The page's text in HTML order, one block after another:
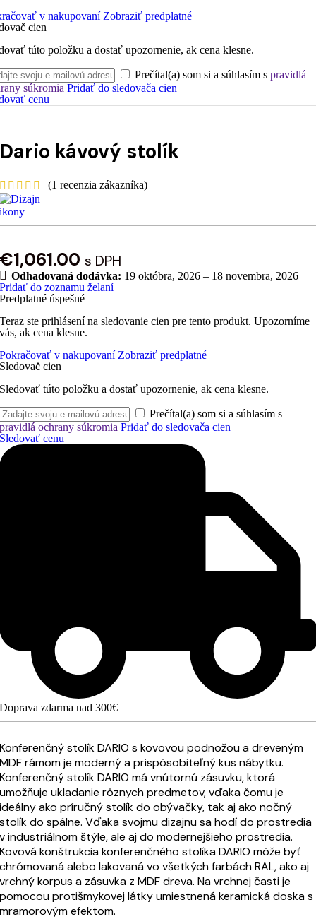
v nakupovaní Zobraziť predplatné
cien
túto položku a dostať upozornenie, ak cena klesne.
Prečítal(a) som si a súhlasím s pravidlá
súkromia Pridať do sledovača cien
cenu
Dario kávový stolík
(1 recenzia zákazníka)
€1,061.00 s DPH
Odhadovaná dodávka: 19 októbra, 2026 – 18 novembra, 2026
Pridať do zoznamu želaní
Predplatné úspešné
Teraz ste prihlásení na sledovanie cien pre tento produkt. Upozorníme
vás, ak cena klesne.
Pokračovať v nakupovaní Zobraziť predplatné
Sledovač cien
Sledovať túto položku a dostať upozornenie, ak cena klesne.
Prečítal(a) som si a súhlasím s
pravidlá ochrany súkromia Pridať do sledovača cien
Sledovať cenu
Doprava zdarma nad 300€
Konferenčný stolík DARIO s kovovou podnožou a dreveným
MDF rámom je moderný a prispôsobiteľný kus nábytku.
Konferenčný stolík DARIO má vnútornú zásuvku, ktorá
umožňuje ukladanie rôznych predmetov, vďaka čomu je
ideálny ako príručný stolík do obývačky, tak aj ako nočný
stolík do spálne. Vďaka svojmu dizajnu sa hodí do prostredia
v industriálnom štýle, ale aj do modernejšieho prostredia.
Kovová konštrukcia konferenčného stolíka DARIO môže byť
chrómovaná alebo lakovaná vo všetkých farbách RAL, ako aj
vrchný korpus a zásuvka z MDF dreva. Na vrchnej časti je
pomocou protišmykovej látky umiestnená keramická doska s
mramorovým efektom.